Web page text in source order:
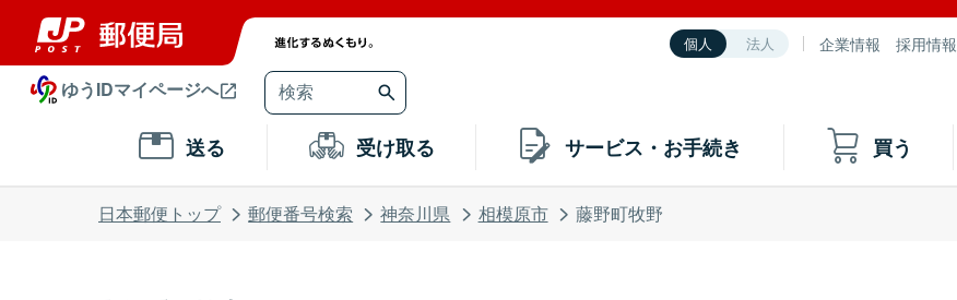
個人 法人 企業情報 採用情報
ゆうIDマイページへ
送る 受け取る サービス・お手続き 買う
日本郵便トップ 郵便番号検索 神奈川県 相模原市 藤野町牧野